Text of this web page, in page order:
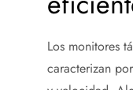
Los monitores
caracterizan